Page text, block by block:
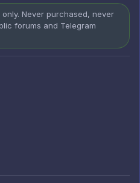
Never purchased, never
forums and Telegram